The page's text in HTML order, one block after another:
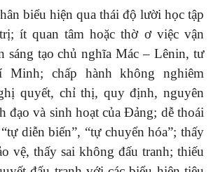
biểu hiện qua thái độ lười học tập
ít quan tâm hoặc thờ ơ việc vận
sáng tạo chủ nghĩa Mác – Lênin, tư
Minh; chấp hành không nghiêm
quyết, chỉ thị, quy định, nguyên
đạo và sinh hoạt của Đảng; dễ thoái
diễn biến”, “tự chuyển hóa”; thấy
vệ, thấy sai không đấu tranh; thiếu